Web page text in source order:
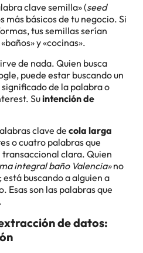
clave semilla» (seed
más básicos de tu negocio. Si
tus semillas serían
y «cocinas».
de nada. Quien busca
puede estar buscando un
de la palabra o
Suintención de
clave de cola larga
o cuatro palabras que
clara. Quien
integral baño Valencia»no
buscando a alguien a
Esas son las palabras que
de datos: